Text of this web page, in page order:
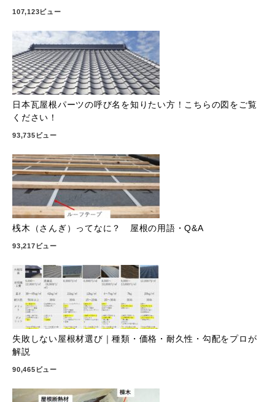
107,123ビュー
日本瓦屋根パーツの呼び名を知りたい方！こちらの図をご覧
ください！
93,735ビュー
桟木（さんぎ）ってなに？ 屋根の用語・Q&A
93,217ビュー
失敗しない屋根材選び｜種類・価格・耐久性・勾配をプロが
解説
90,465ビュー